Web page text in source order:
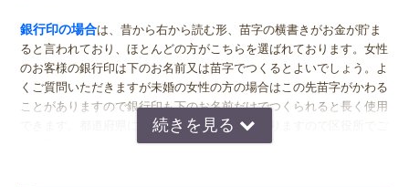
女関係なく大きいものをおすすめします。代表者としての実印をお作
り下さい。印材によっては、21.0ミリもご用意しています。ご入用の
際は、各商品ページにてご確認ください。
銀行印の男性用は、16.5ミリがおすすめです。女性用は、13.5ミリ
銀行印の場合は、昔から右から読む形、苗字の横書きがお金が貯ま
ると言われており、ほとんどの方がこちらを選ばれております。女性
のお客様の銀行印は下のお名前又は苗字でつくるとよいでしょう。よ
くご質問いただきますが未婚の女性の方の場合はこの先苗字がかわる
ことがありますので銀行印も下のお名前だけでつくられると長く使用
できます。都道府県により登録できない所もありますので区役所でご